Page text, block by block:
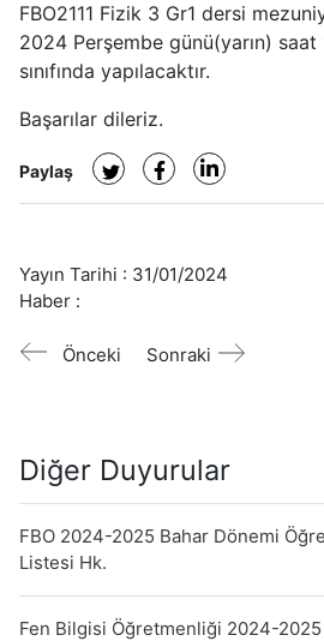
FBO2111 Fizik 3 Gr1 dersi
2024 Perşembe günü(yarın) saat
sınıfında yapılacaktır.
Başarılar dileriz.
Paylaş
Yayın Tarihi : 31/01/2024
Haber :
Önceki Sonraki
Diğer Duyurular
FBO 2024-2025 Bahar Dönemi
Listesi Hk.
Fen Bilgisi Öğretmenliği 2024-